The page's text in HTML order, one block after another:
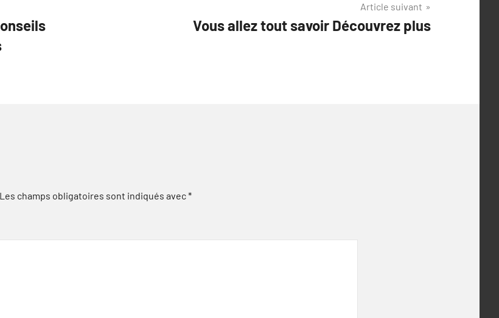
Article suivant
Vous allez tout savoir Découvrez plus
Les champs obligatoires sont indiqués avec*